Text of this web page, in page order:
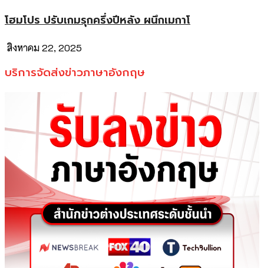
โฮมโปร ปรับเกมรุกครึ่งปีหลัง ผนึกเมกาโ
สิงหาคม 22, 2025
บริการจัดส่งข่าวภาษาอังกฤษ